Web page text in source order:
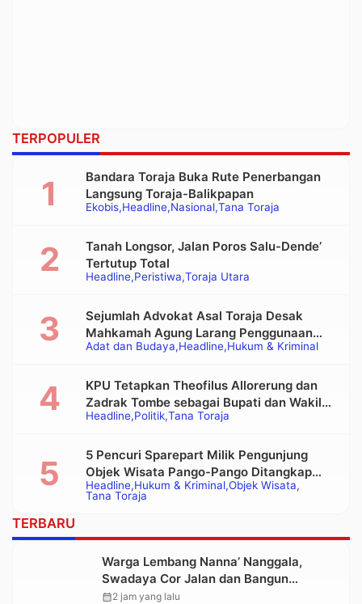
TERPOPULER
Ekobis Headline Nasional Tana Toraja
Bandara Toraja Buka Rute Penerbangan
Langsung Toraja-Balikpapan
Headline Peristiwa Toraja Utara
Tanah Longsor, Jalan Poros Salu-Dende’
Tertutup Total
Adat dan Budaya Headline Hukum & Kriminal
Sejumlah Advokat Asal Toraja Desak
Mahkamah Agung Larang Penggunaan
Alat Berat pada Eksekusi Rumah Adat
Headline Politik Tana Toraja
KPU Tetapkan Theofilus Allorerung dan
Zadrak Tombe sebagai Bupati dan Wakil
Bupati Tana Toraja Terpilih
Headline Hukum & Kriminal Objek Wisata
Tana Toraja
5 Pencuri Sparepart Milik Pengunjung
Objek Wisata Pango-Pango Ditangkap
Polisi
TERBARU
Warga Lembang Nanna’ Nanggala,
Swadaya Cor Jalan dan Bangun
Jembatan
calendar_month2 jam yang lalu